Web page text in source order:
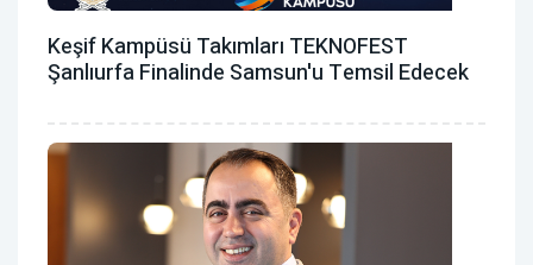
Keşif Kampüsü Takımları TEKNOFEST
Şanlıurfa Finalinde Samsun'u Temsil Edecek